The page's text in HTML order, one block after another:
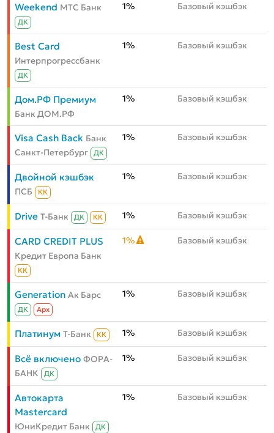
Weekend МТС Банк
ДК
1% Базовый кэшбэк
Best Card
Интерпрогрессбанк
ДК
1% Базовый кэшбэк
Дом.РФ Премиум
Банк ДОМ.РФ
1% Базовый кэшбэк
Visa Cash Back Банк
Санкт-Петербург
ДК
1% Базовый кэшбэк
Двойной кэшбэк
ПСБ КК
1% Базовый кэшбэк
Drive Т-Банк ДК КК 1% Базовый кэшбэк
CARD CREDIT PLUS
Кредит Европа Банк
КК
1% Базовый кэшбэк
Generation Ак Барс
ДК Aрх
1% Базовый кэшбэк
Платинум Т-Банк КК 1% Базовый кэшбэк
Всё включено ФОРА-
БАНК
ДК
1% Базовый кэшбэк
Автокарта
Mastercard
ЮниКредит Банк
ДК
1% Базовый кэшбэк